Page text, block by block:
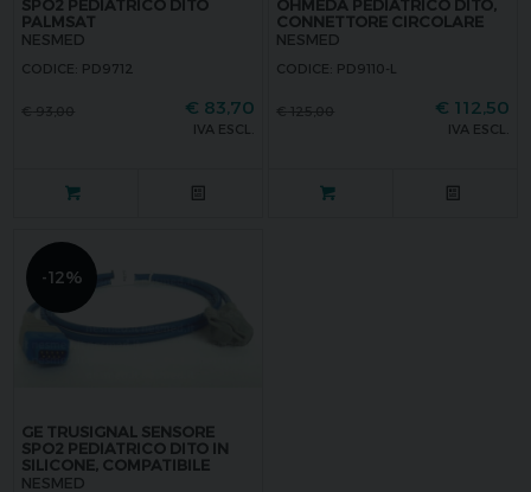
SPO2 PEDIATRICO DITO
PALMSAT
NESMED
CODICE: PD9712
€ 83,70
IVA ESCL.
OHMEDA PEDIATRICO DITO,
CONNETTORE CIRCOLARE
NESMED
CODICE: PD9110-L
€ 112,50
IVA ESCL.
-12%
GE TRUSIGNAL SENSORE
SPO2 PEDIATRICO DITO IN
SILICONE, COMPATIBILE
NESMED